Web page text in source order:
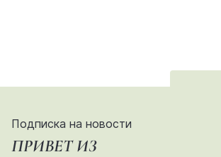
Подписка на новости
ПРИВЕТ ИЗ